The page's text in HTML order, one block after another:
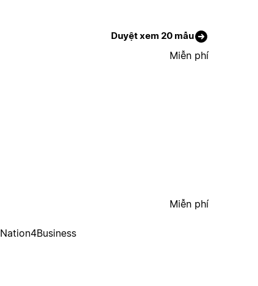
Duyệt xem 20 mẫu
Miễn phí
Nation4Business
Miễn phí